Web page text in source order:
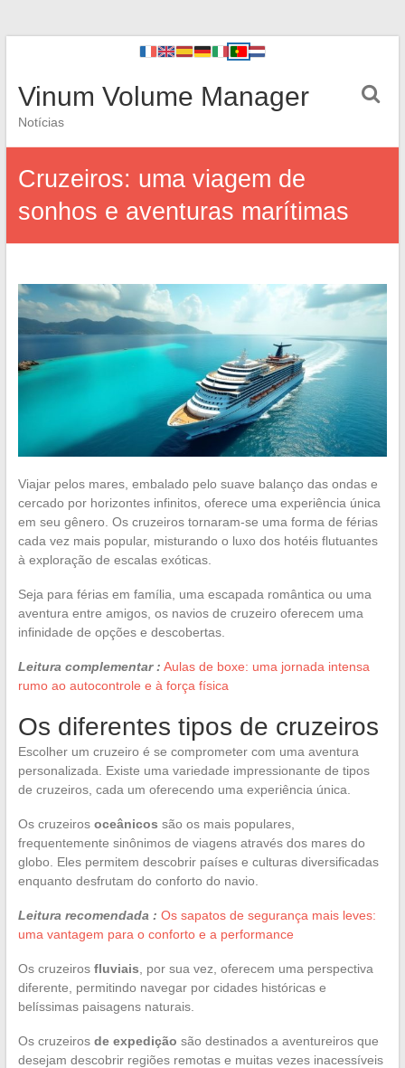
Vinum Volume Manager
Notícias
Cruzeiros: uma viagem de
sonhos e aventuras marítimas
Viajar pelos mares, embalado pelo suave balanço das ondas e
cercado por horizontes infinitos, oferece uma experiência única
em seu gênero. Os cruzeiros tornaram-se uma forma de férias
cada vez mais popular, misturando o luxo dos hotéis flutuantes
à exploração de escalas exóticas.
Seja para férias em família, uma escapada romântica ou uma
aventura entre amigos, os navios de cruzeiro oferecem uma
infinidade de opções e descobertas.
Leitura complementar : Aulas de boxe: uma jornada intensa
rumo ao autocontrole e à força física
Os diferentes tipos de cruzeiros
Escolher um cruzeiro é se comprometer com uma aventura
personalizada. Existe uma variedade impressionante de tipos
de cruzeiros, cada um oferecendo uma experiência única.
Os cruzeiros oceânicos são os mais populares,
frequentemente sinônimos de viagens através dos mares do
globo. Eles permitem descobrir países e culturas diversificadas
enquanto desfrutam do conforto do navio.
Leitura recomendada : Os sapatos de segurança mais leves:
uma vantagem para o conforto e a performance
Os cruzeiros fluviais , por sua vez, oferecem uma perspectiva
diferente, permitindo navegar por cidades históricas e
belíssimas paisagens naturais.
Os cruzeiros de expedição são destinados a aventureiros que
desejam descobrir regiões remotas e muitas vezes inacessíveis